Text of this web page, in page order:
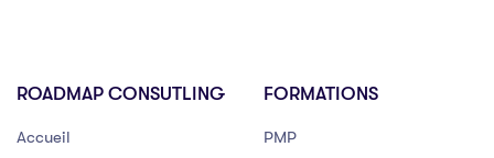
ROADMAP CONSUTLING
Accueil
FORMATIONS
PMP